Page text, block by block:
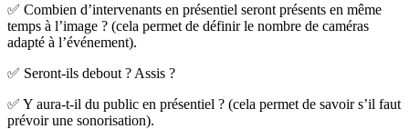
✅ Combien d’intervenants en présentiel seront présents en même
temps à l’image ? (cela permet de définir le nombre de caméras
adapté à l’événement).
✅ Seront-ils debout ? Assis ?
✅ Y aura-t-il du public en présentiel ? (cela permet de savoir s’il faut
prévoir une sonorisation).